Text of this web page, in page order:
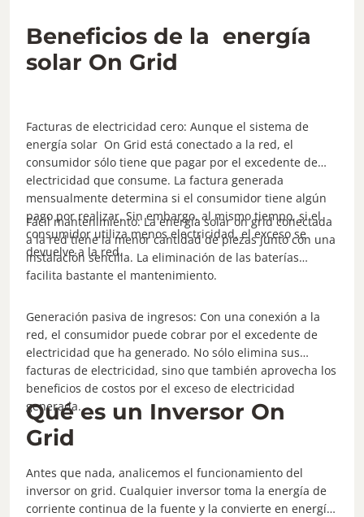
Beneficios de la energía
solar On Grid
Facturas de electricidad cero: Aunque el sistema de
energía solar On Grid está conectado a la red, el
consumidor sólo tiene que pagar por el excedente de
electricidad que consume. La factura generada
mensualmente determina si el consumidor tiene algún
pago por realizar. Sin embargo, al mismo tiempo, si el
consumidor utiliza menos electricidad, el exceso se
devuelve a la red.
Fácil mantenimiento: La energía solar on grid conectada
a la red tiene la menor cantidad de piezas junto con una
instalación sencilla. La eliminación de las baterías
facilita bastante el mantenimiento.
Generación pasiva de ingresos: Con una conexión a la
red, el consumidor puede cobrar por el excedente de
electricidad que ha generado. No sólo elimina sus
facturas de electricidad, sino que también aprovecha los
beneficios de costos por el exceso de electricidad
generada.
Qué es un Inversor On
Grid
Antes que nada, analicemos el funcionamiento del
inversor on grid. Cualquier inversor toma la energía de
corriente continua de la fuente y la convierte en energía